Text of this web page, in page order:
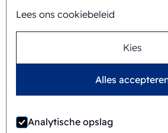
Lees ons cookiebeleid
Kies
Alles
Analytische opslag
FAB8-1418-3-CS